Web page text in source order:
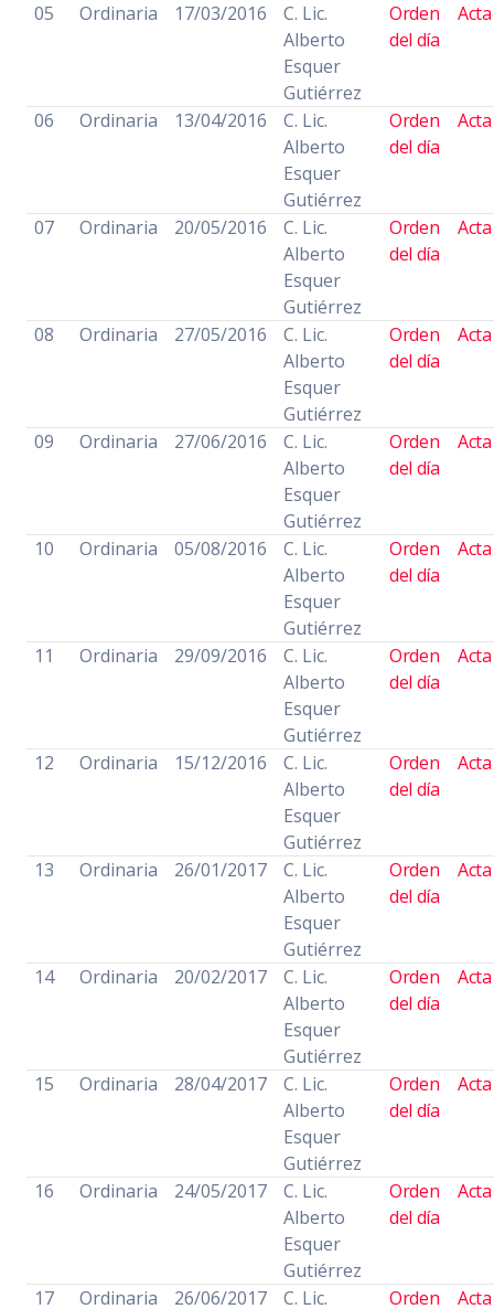
05 Ordinaria 17/03/2016
C. Lic.
Alberto
Esquer
Gutiérrez
Orden
del día
Acta
06 Ordinaria 13/04/2016
C. Lic.
Alberto
Esquer
Gutiérrez
Orden
del día
Acta
07 Ordinaria 20/05/2016
C. Lic.
Alberto
Esquer
Gutiérrez
Orden
del día
Acta
08 Ordinaria 27/05/2016
C. Lic.
Alberto
Esquer
Gutiérrez
Orden
del día
Acta
09 Ordinaria 27/06/2016
C. Lic.
Alberto
Esquer
Gutiérrez
Orden
del día
Acta
10 Ordinaria 05/08/2016
C. Lic.
Alberto
Esquer
Gutiérrez
Orden
del día
Acta
11 Ordinaria 29/09/2016
C. Lic.
Alberto
Esquer
Gutiérrez
Orden
del día
Acta
12 Ordinaria 15/12/2016
C. Lic.
Alberto
Esquer
Gutiérrez
Orden
del día
Acta
13 Ordinaria 26/01/2017
C. Lic.
Alberto
Esquer
Gutiérrez
Orden
del día
Acta
14 Ordinaria 20/02/2017
C. Lic.
Alberto
Esquer
Gutiérrez
Orden
del día
Acta
15 Ordinaria 28/04/2017
C. Lic.
Alberto
Esquer
Gutiérrez
Orden
del día
Acta
16 Ordinaria 24/05/2017
C. Lic.
Alberto
Esquer
Gutiérrez
Orden
del día
Acta
17 Ordinaria 26/06/2017 C. Lic. Orden Acta